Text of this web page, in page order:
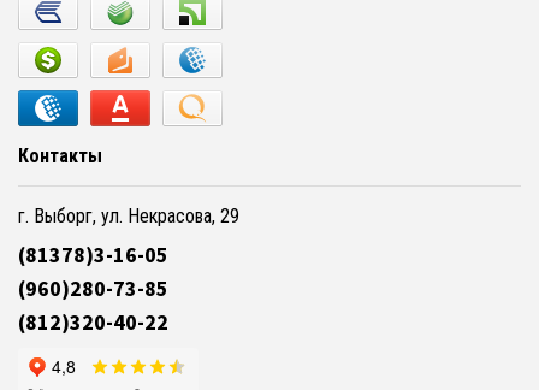
Контакты
г. Выборг, ул. Некрасова, 29
(81378)3-16-05
(960)280-73-85
(812)320-40-22